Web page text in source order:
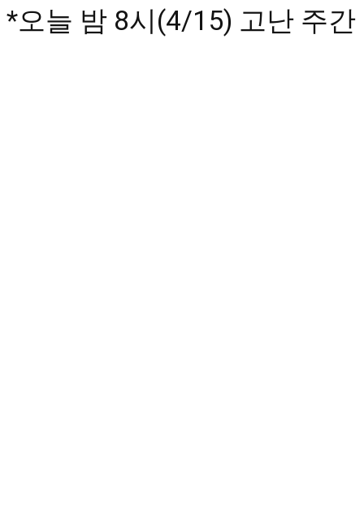
*오늘 밤 8시(4/15) 고난 주